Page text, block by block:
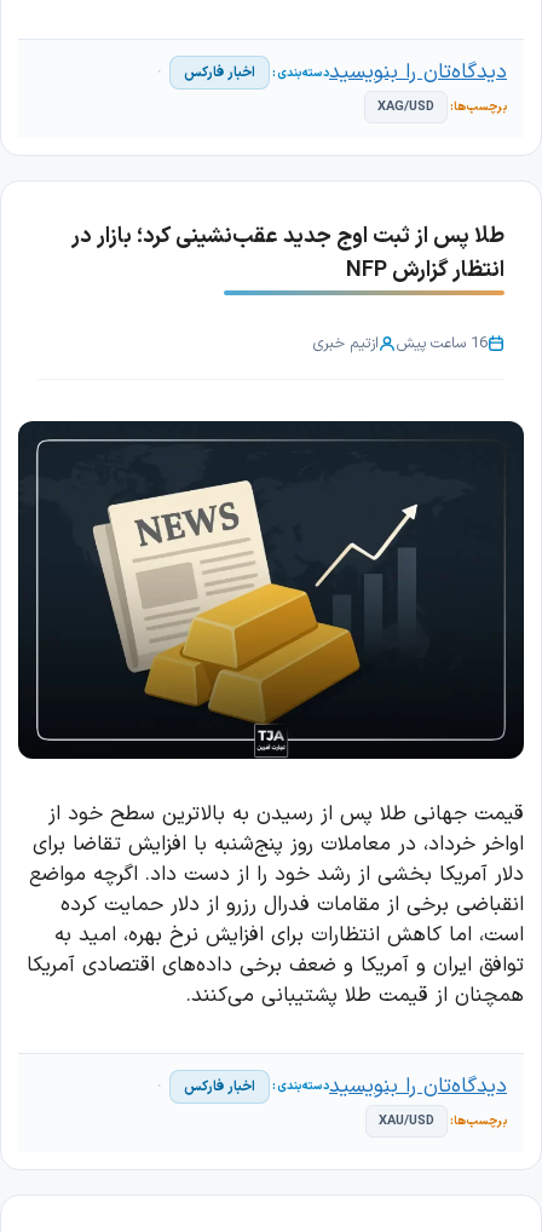
اخبار فارکس
XAG/USD
دیدگاه‌تان را بنویسید
طلا پس از ثبت اوج جدید عقب‌نشینی کرد؛ بازار در
انتظار گزارش NFP
16 ساعت پیش ازتیم خبری
قیمت جهانی طلا پس از رسیدن به بالاترین سطح خود از
اواخر خرداد، در معاملات روز پنج‌شنبه با افزایش تقاضا برای
دلار آمریکا بخشی از رشد خود را از دست داد. اگرچه مواضع
انقباضی برخی از مقامات فدرال رزرو از دلار حمایت کرده
است، اما کاهش انتظارات برای افزایش نرخ بهره، امید به
توافق ایران و آمریکا و ضعف برخی داده‌های اقتصادی آمریکا
همچنان از قیمت طلا پشتیبانی می‌کنند.
اخبار فارکس
XAU/USD
دیدگاه‌تان را بنویسید